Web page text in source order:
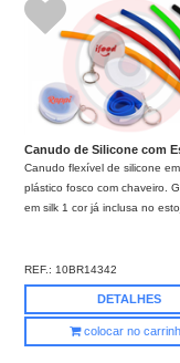
Canudo de Silicone com
Canudo flexível de silicone
plástico fosco com chaveiro.
em silk 1 cor já inclusa no
REF.: 10BR14342
DETALHES
colocar no